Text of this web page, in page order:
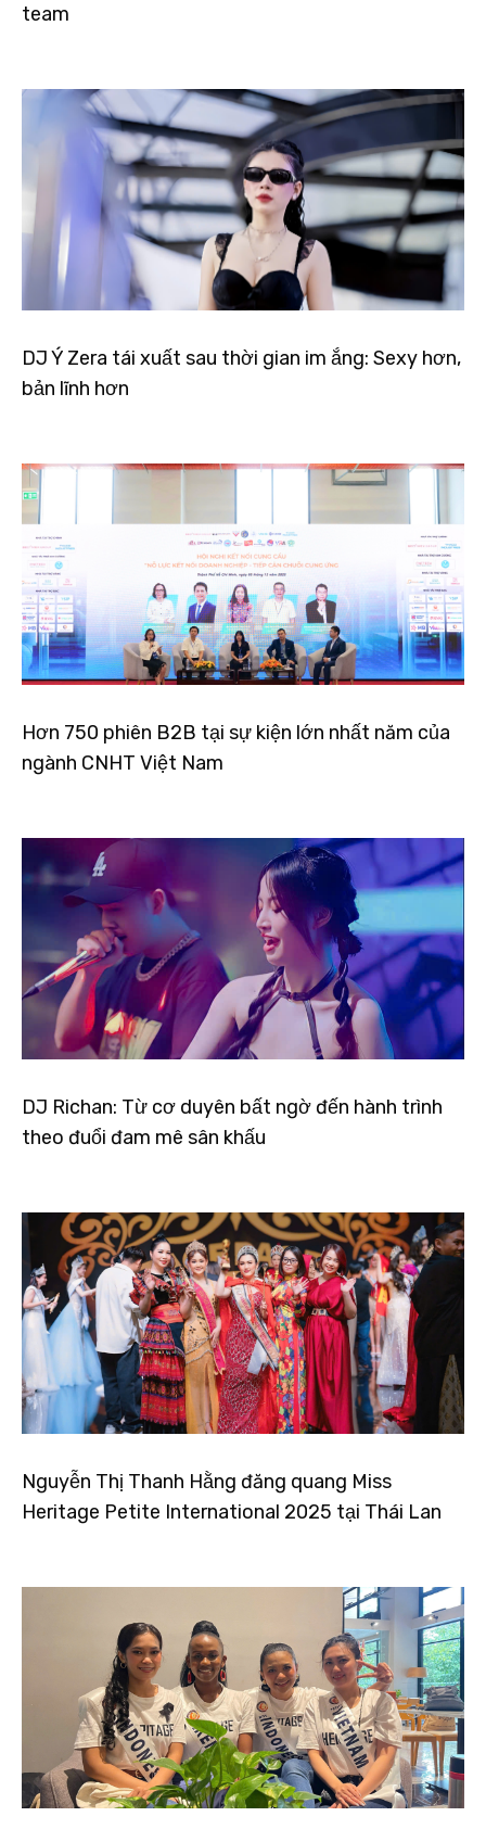
team
DJ Ý Zera tái xuất sau thời gian im ắng: Sexy hơn,
bản lĩnh hơn
Hơn 750 phiên B2B tại sự kiện lớn nhất năm của
ngành CNHT Việt Nam
DJ Richan: Từ cơ duyên bất ngờ đến hành trình
theo đuổi đam mê sân khấu
Nguyễn Thị Thanh Hằng đăng quang Miss
Heritage Petite International 2025 tại Thái Lan